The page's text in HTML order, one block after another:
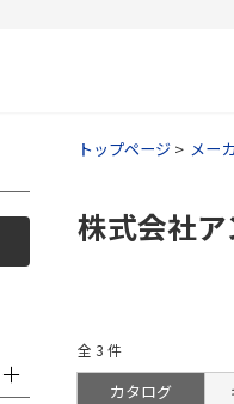
トップページ メー
株式会社
全 3 件
カタログ